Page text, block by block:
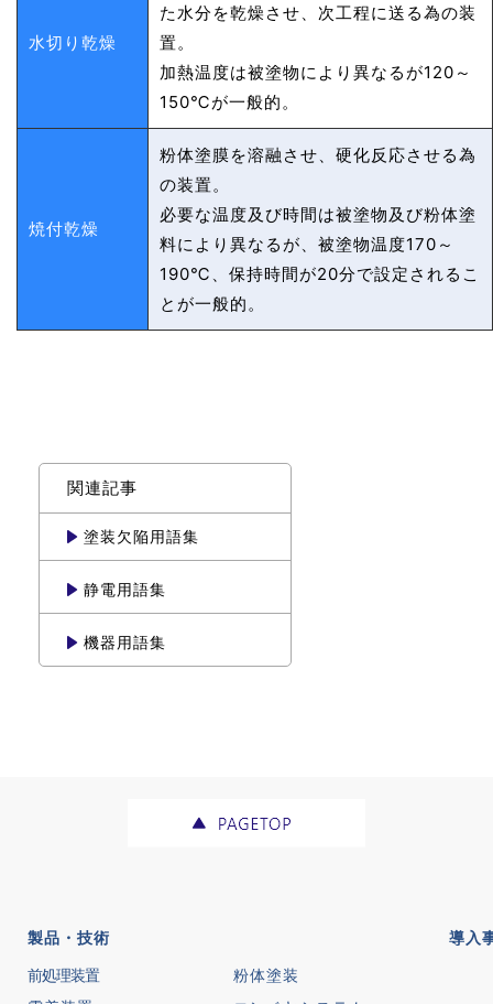
水切り乾燥
た水分を乾燥させ、次工程に送る為の装
置。
加熱温度は被塗物により異なるが120～
150℃が一般的。
焼付乾燥
粉体塗膜を溶融させ、硬化反応させる為
の装置。
必要な温度及び時間は被塗物及び粉体塗
料により異なるが、被塗物温度170～
190℃、保持時間が20分で設定されるこ
とが一般的。
関連記事
塗装欠陥用語集
静電用語集
機器用語集
製品・技術
前処理装置
粉体塗装
導入